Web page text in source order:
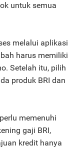
untuk semua
melalui aplikasi
harus memiliki
Setelah itu, pilih
produk BRI dan
memenuhi
gaji BRI,
kredit hanya